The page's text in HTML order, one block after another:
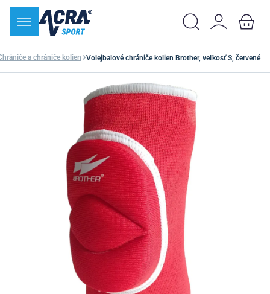
a chrániče kolien Volejbalové chrániče kolien Brother, veľkosť S, červené